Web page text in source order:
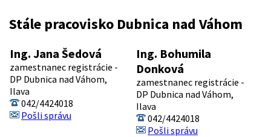
Stále pracovisko Dubnica nad Váhom
Ing. Jana Šedová
zamestnanec registrácie -
DP Dubnica nad Váhom,
Ilava
042/4424018
Pošli správu
Ing. Bohumila
Donková
zamestnanec registrácie -
DP Dubnica nad Váhom,
Ilava
042/4424018
Pošli správu